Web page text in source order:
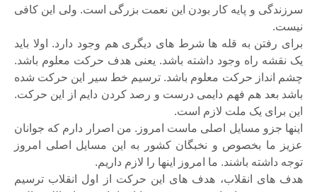
سرزندگی و پایه کار بودن این نعمت بزرگی است. ولی این کافی
نیست.
برای رفتن به قله ها شرط های دیگری هم وجود دارد. اولا باید
یک نقشه راه وجود داشته باشد. یعنی هدف حرکت معلوم باشد.
چشم انداز حرکت معلوم باشد. ترسیم خط سیر این حرکت شده
باشد بعد هم فهم دایمی درست و رصد کردن دایم از این حرکت.
این برای یک ملت لازم است.
اینها جزو مسایل اصلی ماست امروز. من اصرار دارم که جوانان
عزیز ما بخصوص و نخبگان کشور به این مسایل اصلی امروز
توجه داشته باشند. ما امروز اینها را لازم داریم.
هدف های انقلاب، هدف های این حرکت از اول انقلاب ترسیم